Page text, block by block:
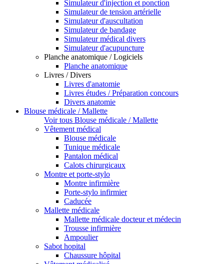
Simulateur d'injection et ponction
Simulateur de tension artérielle
Simulateur d'auscultation
Simulateur de bandage
Simulateur médical divers
Simulateur d'acupuncture
Planche anatomique / Logiciels
Planche anatomique
Livres / Divers
Livres d'anatomie
Livres études / Préparation concours
Divers anatomie
Blouse médicale / Mallette
Voir tous Blouse médicale / Mallette
Vêtement médical
Blouse médicale
Tunique médicale
Pantalon médical
Calots chirurgicaux
Montre et porte-stylo
Montre infirmière
Porte-stylo infirmier
Caducée
Mallette médicale
Mallette médicale docteur et médecin
Trousse infirmière
Ampoulier
Sabot hopital
Chaussure hôpital